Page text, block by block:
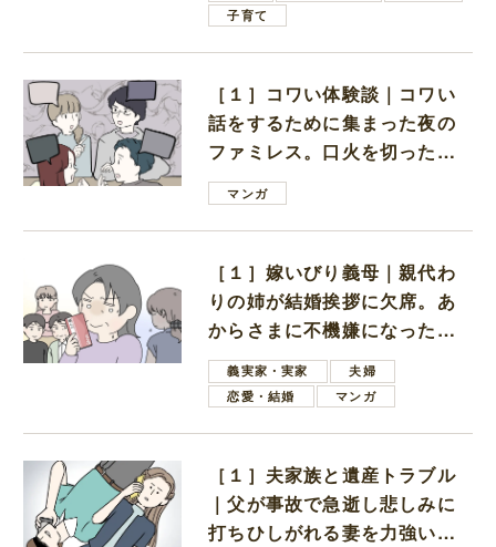
子育て
［１］コワい体験談｜コワい
話をするために集まった夜の
ファミレス。口火を切ったの
は電車好きの男の子ママ
マンガ
［１］嫁いびり義母｜親代わ
りの姉が結婚挨拶に欠席。あ
からさまに不機嫌になった義
母義実家・実家
夫婦
恋愛・結婚
マンガ
［１］夫家族と遺産トラブル
｜父が事故で急逝し悲しみに
打ちひしがれる妻を力強い言